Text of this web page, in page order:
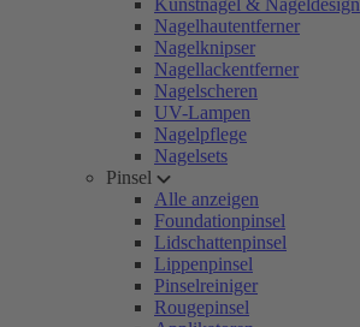
Kunstnägel & Nageldesign
Nagelhautentferner
Nagelknipser
Nagellackentferner
Nagelscheren
UV-Lampen
Nagelpflege
Nagelsets
Pinsel
Alle anzeigen
Foundationpinsel
Lidschattenpinsel
Lippenpinsel
Pinselreiniger
Rougepinsel